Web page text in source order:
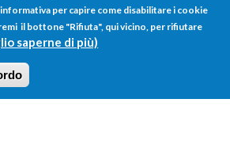
per capire come disabilitare i cookie
il bottone "Rifiuta", qui vicino, per rifiutare
saperne di più)
I PROFILI